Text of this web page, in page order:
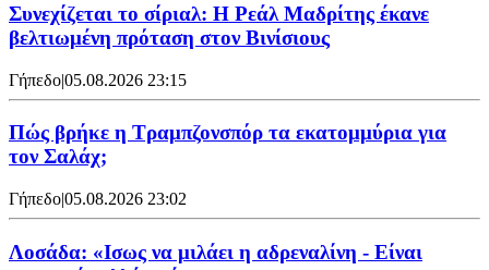
Συνεχίζεται το σίριαλ: Η Ρεάλ Μαδρίτης έκανε
βελτιωμένη πρόταση στον Βινίσιους
Γήπεδο|05.08.2026 23:15
Πώς βρήκε η Τραμπζονσπόρ τα εκατομμύρια για
τον Σαλάχ;
Γήπεδο|05.08.2026 23:02
Λοσάδα: «Ισως να μιλάει η αδρεναλίνη - Είναι